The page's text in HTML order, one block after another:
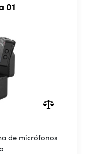
01
de micrófonos